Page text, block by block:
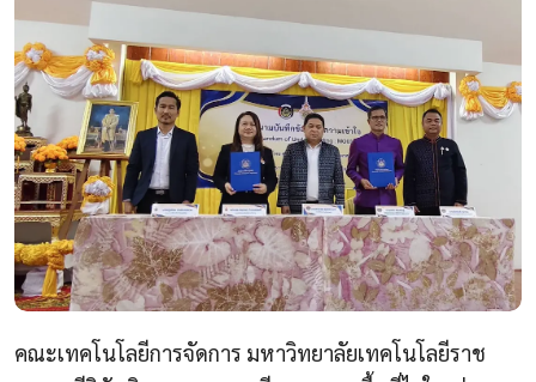
คณะเทคโนโลยีการจัดการ มหาวิทยาลัยเทคโนโลยีราช